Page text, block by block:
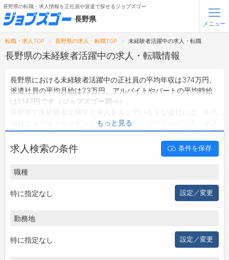
無料会員登録 ログイン
メニュー
トップ
タップで簡単に求人を探す
【初めての方へ】
長野県の求人検索で選ばれる理由
転職ノウハウ(応募書類の書き方・面接対策など)
長野県の転職・求人情報を正社員や派遣で探せるジョブズゴー
長野県
メニュー
転職・求人TOP 長野県の求人・転職TOP 未経験者活躍中の求人・転職
長野県の未経験者活躍中の求人・転職情報
長野県における未経験者活躍中の正社員の平均年収は374万円、
派遣社員の平均月給は23万円、アルバイトやパートの平均時給
は1,147円です（ジョブズゴー調べ）。
会社ヒューマンインデックス ・ 株式会社ヒューマンインデックス
長野営業所・株式会社PNFなどがあり、ご希望の条件に合った求
人を探すことできます。
長野県の地域密着型の求人サイトであるジョブズゴーでは長野県
8,214件、
ハローワークにはない求人も多数扱っており、転職だけでなく、
で未経験者活躍中の求人・転職情報を探している方は、ぜひ興味
もっと見る
求人検索の条件 条件を保存
職種
特に指定なし 設定／変更
勤務地
特に指定なし 設定／変更